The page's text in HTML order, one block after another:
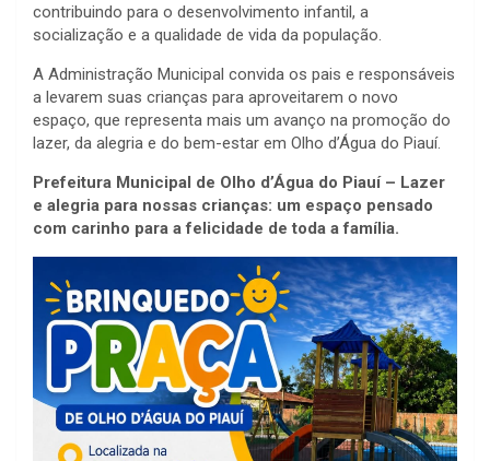
contribuindo para o desenvolvimento infantil, a
socialização e a qualidade de vida da população.
A Administração Municipal convida os pais e responsáveis
a levarem suas crianças para aproveitarem o novo
espaço, que representa mais um avanço na promoção do
lazer, da alegria e do bem-estar em Olho d’Água do Piauí.
Prefeitura Municipal de Olho d’Água do Piauí – Lazer
e alegria para nossas crianças: um espaço pensado
com carinho para a felicidade de toda a família.